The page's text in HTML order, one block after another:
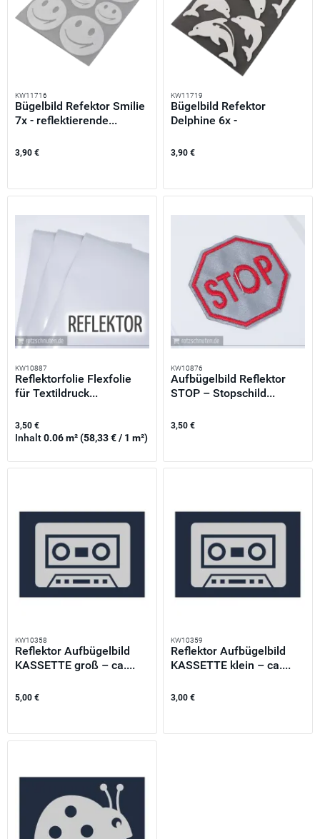
KW11716
Bügelbild Refektor Smilie
7x - reflektierende...
3,90 €
KW11719
Bügelbild Refektor
Delphine 6x -
3,90 €
KW10887
Reflektorfolie Flexfolie
für Textildruck...
3,50 €
Inhalt0.06 m²(58,33 € / 1 m²)
KW10876
Aufbügelbild Reflektor
STOP – Stopschild...
3,50 €
KW10358
Reflektor Aufbügelbild
KASSETTE groß – ca....
5,00 €
KW10359
Reflektor Aufbügelbild
KASSETTE klein – ca....
3,00 €